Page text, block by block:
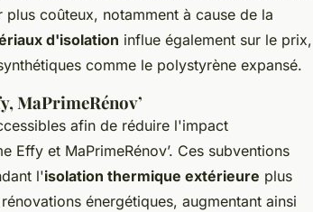
coûteux, notamment à cause de la
d'isolation influe également sur le prix,
comme le polystyrène expansé.
MaPrimeRénov’
afin de réduire l'impact
Effy et MaPrimeRénov’. Ces subventions
l'isolation thermique extérieure plus
énergétiques, augmentant ainsi